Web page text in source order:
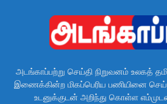
அடங்காப்பற்று செய்தி நிறுவனம் உலகத்
இணைக்கின்ற மிகப்பெரிய பணியினை
உடனுக்குடன் அறிந்து கொள்ள